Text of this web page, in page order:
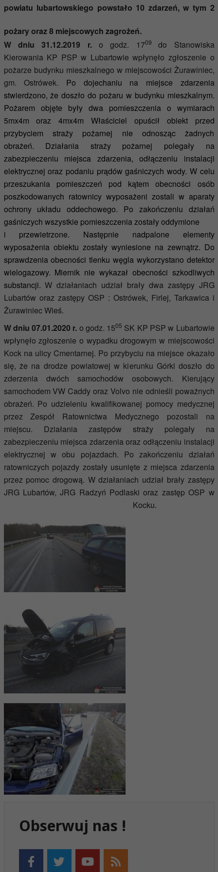
powiatu lubartowskiego powstało 10 zdarzeń,w tym 2
pożary oraz8 miejscowych zagrożeń.
W dniu 31.12.2019 r. o godz. 1709 do Stanowiska
Kierowania KP PSP w Lubartowie wpłynęło zgłoszenie o
pożarze budynku mieszkalnego w miejscowości Żurawiniec,
gm. Ostrówek. Po dojechaniu na miejsce zdarzenia
stwierdzono, że doszło do pożaru w budynku mieszkalnym.
Pożarem objęte były dwa pomieszczenia o wymiarach
5mx4m oraz 4mx4m Właściciel opuścił obiekt przed
przybyciem straży pożarnej nie odnosząc żadnych
obrażeń. Działania straży pożarnej polegały na
zabezpieczeniu miejsca zdarzenia, odłączeniu instalacji
elektrycznej oraz podaniu prądów gaśniczych wody. W celu
przeszukania pomieszczeń pod kątem obecności osób
poszkodowanych ratownicy wyposażeni zostali w aparaty
ochrony układu oddechowego. Po zakończeniu działań
gaśniczych wszystkie pomieszczenia zostały oddymione
i przewietrzone. Następnie nadpalone elementy
wyposażenia obiektu zostały wyniesione na zewnątrz. Do
sprawdzenia obecności tlenku węgla wykorzystano detektor
wielogazowy. Miernik nie wykazał obecności szkodliwych
substancji.W działaniach udział brały dwa zastępy JRG
Lubartów oraz zastępy OSP : Ostrówek, Firlej, Tarkawica i
Żurawiniec Wieś.
W dniu 07.01.2020 r. o godz. 1505 SK KP PSP w Lubartowie
wpłynęło zgłoszenie o wypadku drogowym w miejscowości
Kock na ulicy Cmentarnej. Po przybyciu na miejsce okazało
się, że na drodze powiatowej w kierunku Górki doszło do
zderzenia dwóch samochodów osobowych. Kierujący
samochodem VW Caddy oraz Volvo nie odnieśli poważnych
obrażeń. Po udzieleniu kwalifikowanej pomocy medycznej
przez Zespół Ratownictwa Medycznego pozostali na
miejscu. Działania zastępów straży polegały na
zabezpieczeniu miejsca zdarzenia oraz odłączeniu instalacji
elektrycznej w obu pojazdach. Po zakończeniu działań
ratowniczych pojazdy zostały usunięte z miejsca zdarzenia
przez pomoc drogową. W działaniach udział brały zastępy
JRG Lubartów, JRG Radzyń Podlaski oraz zastęp OSP w
Kocku.
Obserwuj nas !